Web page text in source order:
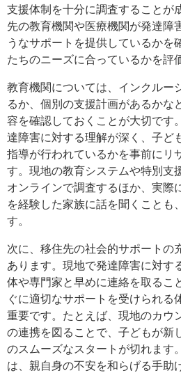
支援体制を十分に調査することが
先の教育機関や医療機関が発達障
うなサポートを提供しているかを
たちのニーズに合っているかを評
教育機関については、インクルー
るか、個別の支援計画があるかな
容を確認しておくことが大切です
達障害に対する理解が深く、子ど
指導が行われているかを事前にリ
す。現地の教育システムや特別支
オンラインで調査するほか、実際
を経験した家族に話を聞くことも
す。
次に、移住先の社会的サポートの
あります。現地で発達障害に対す
体や専門家と早めに連絡を取るこ
ぐに適切なサポートを受けられる
重要です。たとえば、現地のカウ
の連携を図ることで、子どもが新
のスムーズなスタートが切れます
は、親自身の不安を和らげる手助